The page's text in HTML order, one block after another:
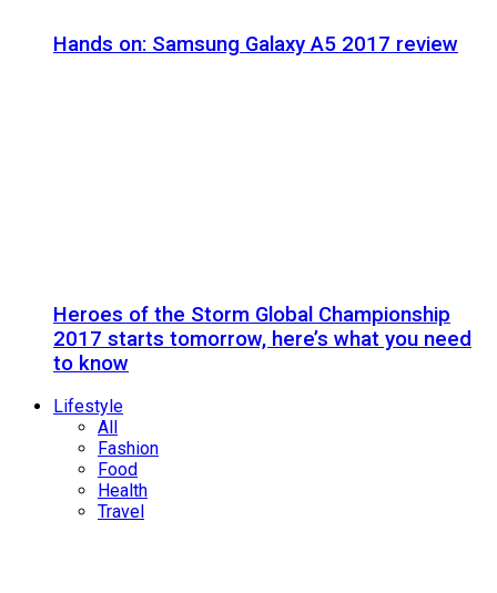
Hands on: Samsung Galaxy A5 2017 review
Heroes of the Storm Global Championship
2017 starts tomorrow, here’s what you need
to know
Lifestyle
All
Fashion
Food
Health
Travel